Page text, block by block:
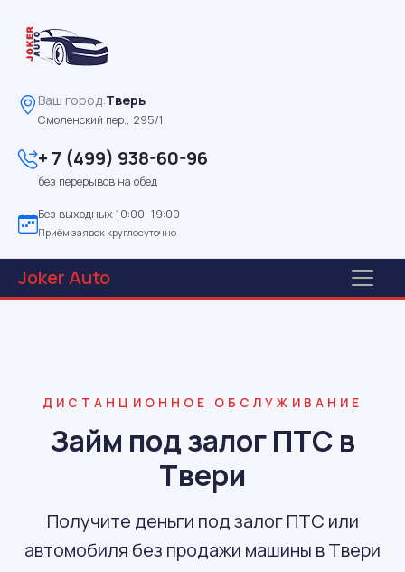
Ваш город:Тверь
Смоленский пер., 295/1
+ 7 (499) 938-60-96
без перерывов на обед
Без выходных 10:00–19:00
Приём заявок круглосуточно
JokerAuto
ДИСТАНЦИОННОЕ ОБСЛУЖИВАНИЕ
Займ под залог ПТС в
Твери
Получите деньги под залог ПТС или
автомобиля без продажи машины в Твери